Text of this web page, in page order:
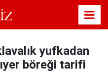
yufkadan
böreği tarifi